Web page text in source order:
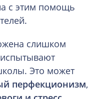
с этим помощь
слишком
Это может
перфекционизм,